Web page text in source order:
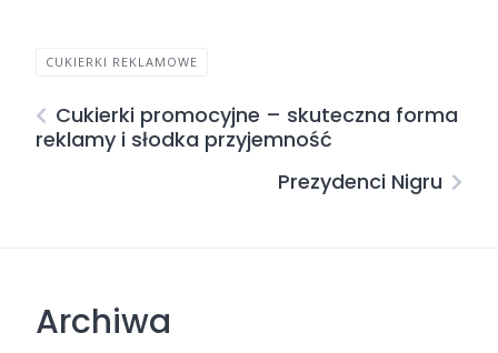
CUKIERKI REKLAMOWE
Cukierki promocyjne – skuteczna forma
reklamy i słodka przyjemność
Prezydenci Nigru
Archiwa